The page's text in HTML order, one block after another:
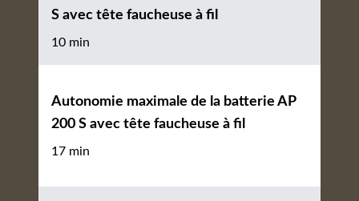
S avec tête faucheuse à fil
10 min
Autonomie maximale de la batterie AP
200 S avec tête faucheuse à fil
17 min